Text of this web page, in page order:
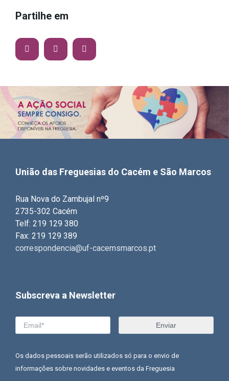
Partilhe em
União das Freguesias do Cacém e São Marcos
Rua Nova do Zambujal nº9
2735-302 Cacém
Telf: 219 129 380
Fax: 219 129 389
correspondencia@uf-cacemsmarcos.pt
Subscreva a Newsletter
Os dados pessoais serão utilizados só para o envio de
informações sobre novidades e eventos da Freguesia